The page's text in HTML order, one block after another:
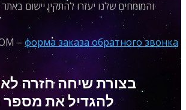
– форма заказа обратного звонка
להגדיל את מספר